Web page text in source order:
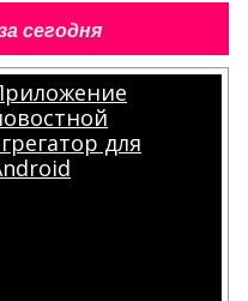
сегодня
для